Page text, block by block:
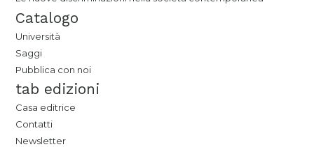
Catalogo
Università
Saggi
Pubblica con noi
tab edizioni
Casa editrice
Contatti
Newsletter